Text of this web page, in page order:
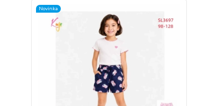
Novinka